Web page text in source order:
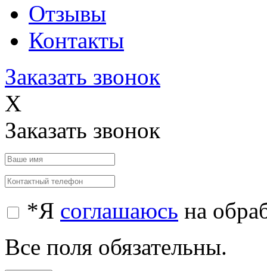
Отзывы
Контакты
Заказать звонок
X
Заказать звонок
*Я соглашаюсь на
Все поля обязательны.